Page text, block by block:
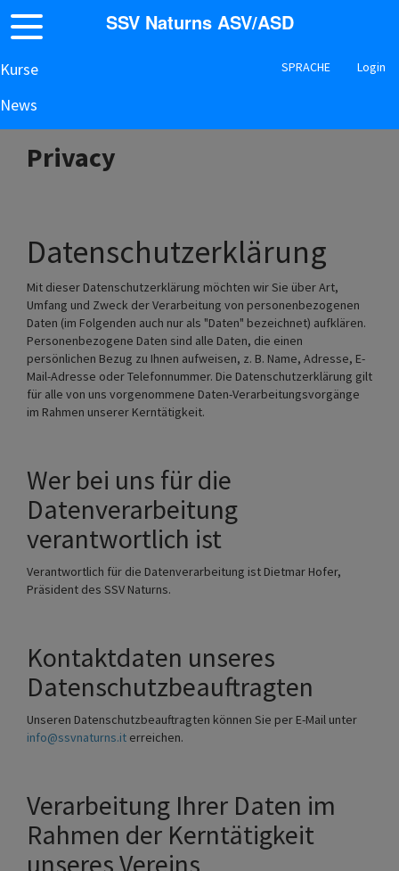
SSV Naturns ASV/ASD
Kurse
News
SPRACHE Login
Privacy
Datenschutzerklärung
Mit dieser Datenschutzerklärung möchten wir Sie über Art,
Umfang und Zweck der Verarbeitung von personenbezogenen
Daten (im Folgenden auch nur als "Daten" bezeichnet) aufklären.
Personenbezogene Daten sind alle Daten, die einen
persönlichen Bezug zu Ihnen aufweisen, z. B. Name, Adresse, E-
Mail-Adresse oder Telefonnummer. Die Datenschutzerklärung gilt
für alle von uns vorgenommene Daten-Verarbeitungsvorgänge
im Rahmen unserer Kerntätigkeit.
Wer bei uns für die
Datenverarbeitung
verantwortlich ist
Verantwortlich für die Datenverarbeitung ist Dietmar Hofer,
Präsident des SSV Naturns.
Kontaktdaten unseres
Datenschutzbeauftragten
Unseren Datenschutzbeauftragten können Sie per E-Mail unter
info@ssvnaturns.it erreichen.
Verarbeitung Ihrer Daten im
Rahmen der Kerntätigkeit
unseres Vereins